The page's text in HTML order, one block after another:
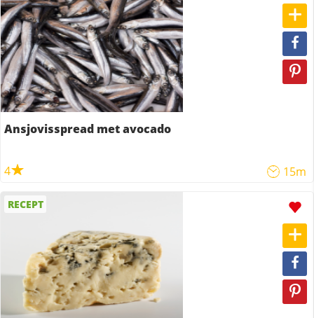
Ansjovisspread met avocado
4 15m
RECEPT